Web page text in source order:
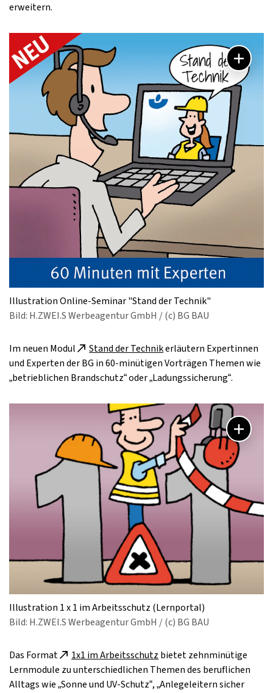
erweitern.
Illustration Online-Seminar "Stand der Technik"
Bild: H.ZWEI.S Werbeagentur GmbH / (c) BG BAU
Im neuen Modul Stand der Technikerläutern Expertinnen
und Experten der BG in 60-minütigen Vorträgen Themen wie
„betrieblichen Brandschutz“ oder „Ladungssicherung“.
Illustration 1 x 1 im Arbeitsschutz (Lernportal)
Bild: H.ZWEI.S Werbeagentur GmbH / (c) BG BAU
Das Format 1x1 im Arbeitsschutz bietet zehnminütige
Lernmodule zu unterschiedlichen Themen des beruflichen
Alltags wie „Sonne und UV-Schutz“, „Anlegeleitern sicher